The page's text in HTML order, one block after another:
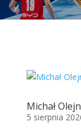
Michał
5 sierpnia